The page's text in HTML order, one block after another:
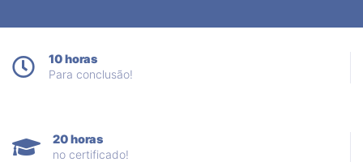
10 horas
Para conclusão!
20 horas
no certificado!